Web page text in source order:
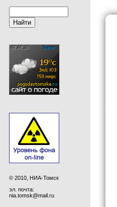
© 2010, НИА-Томск
эл. почта:
nia.tomsk@mail.ru